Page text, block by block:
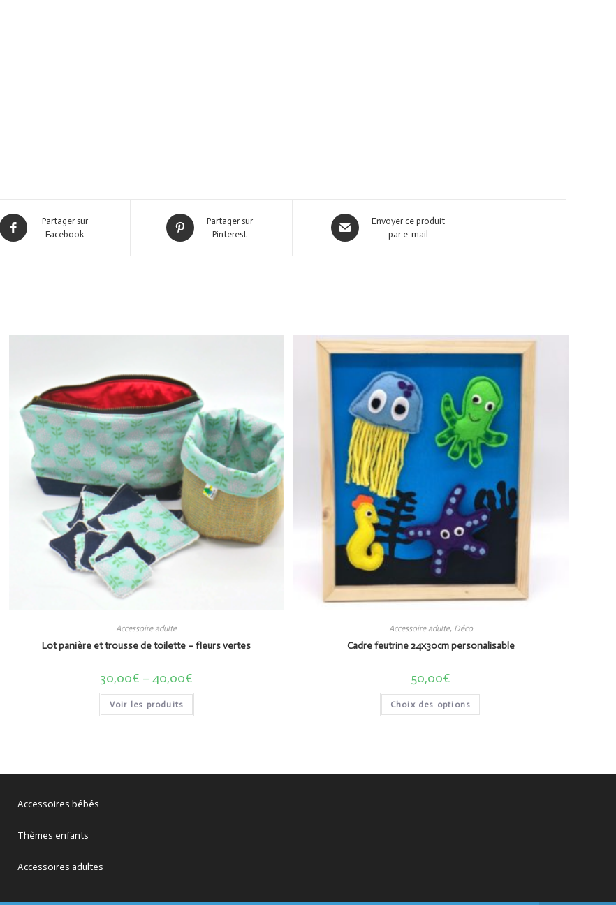
Partager sur
Facebook
Partager sur
Pinterest
Envoyer ce produit
par e-mail
Accessoire adulte
Lot panière et trousse de toilette – fleurs vertes
30,00€ –40,00€
Voir les produits
Accessoire adulte, Déco
Cadre feutrine 24x30cm personalisable
50,00€
Choix des options
Accessoires bébés
Thèmes enfants
Accessoires adultes